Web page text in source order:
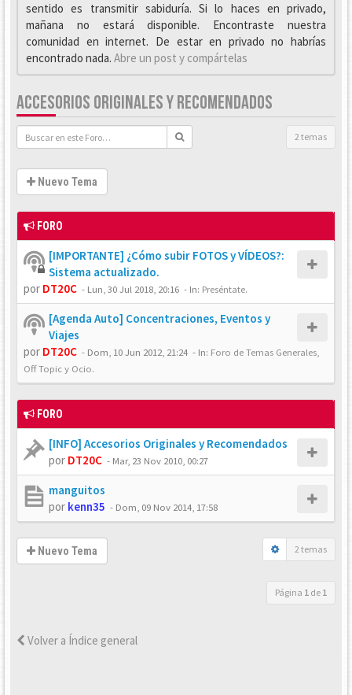
sentido es transmitir sabiduría. Si lo haces en privado,
mañana no estará disponible. Encontraste nuestra
comunidad en internet. De estar en privado no habrías
encontrado nada. Abre un post y compártelas
ACCESORIOS ORIGINALES Y RECOMENDADOS
2 temas
Nuevo Tema
FORO
[IMPORTANTE] ¿Cómo subir FOTOS y VÍDEOS?:
Sistema actualizado.
por DT20C - Lun, 30 Jul 2018, 20:16 - In: Preséntate.
[Agenda Auto] Concentraciones, Eventos y
Viajes
por DT20C - Dom, 10 Jun 2012, 21:24 - In: Foro de Temas Generales,
Off Topic y Ocio.
FORO
[INFO] Accesorios Originales y Recomendados
por DT20C - Mar, 23 Nov 2010, 00:27
manguitos
por kenn35 - Dom, 09 Nov 2014, 17:58
Nuevo Tema 2 temas
Página 1 de 1
Volver a Índice general